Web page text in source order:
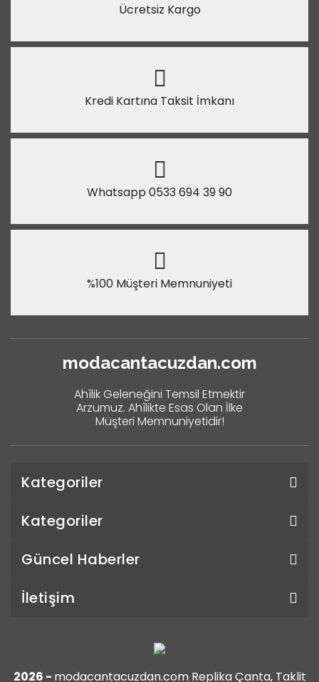
Ücretsiz Kargo
Kredi Kartına Taksit İmkanı
Whatsapp 0533 694 39 90
%100 Müşteri Memnuniyeti
modacantacuzdan.com
Ahîlik Geleneğini Temsil Etmektir
Arzumuz. Ahîlikte Esas Olan İlke
Müşteri Memnuniyetidir!
Kategoriler
Kategoriler
Güncel Haberler
İletişim
2026 - modacantacuzdan.com Replika Çanta, Taklit